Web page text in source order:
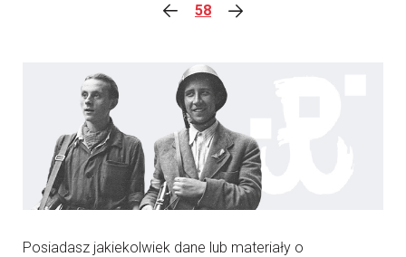
58
Posiadasz jakiekolwiek dane lub materiały o